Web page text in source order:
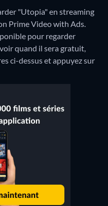
"Utopia" en streaming
Prime Video with Ads.
pour regarder
quand il sera gratuit,
ci-dessus et appuyez sur